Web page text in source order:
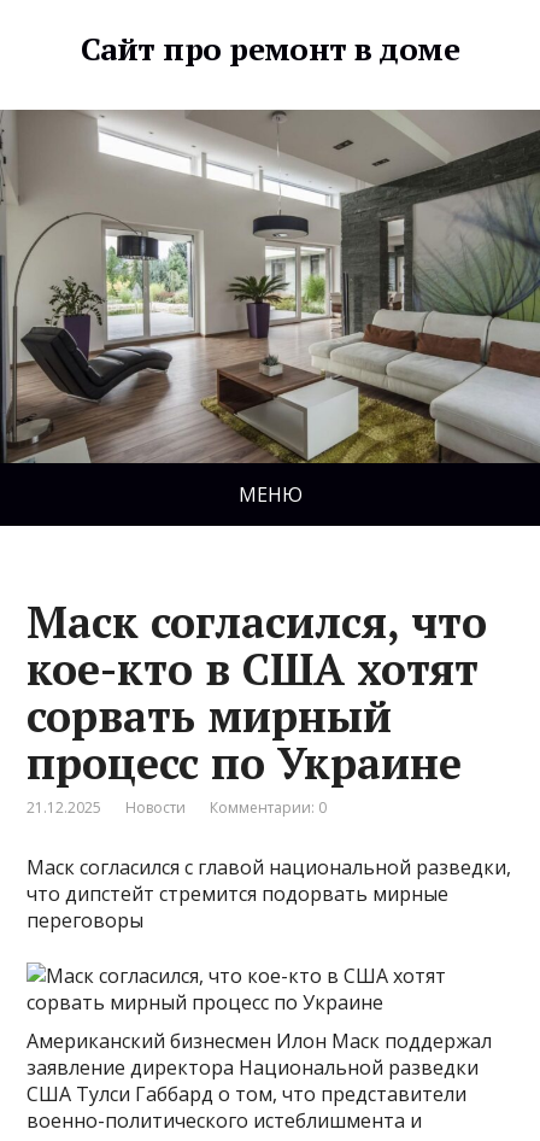
Сайт про ремонт в доме
МЕНЮ
Маск согласился, что
кое-кто в США хотят
сорвать мирный
процесс по Украине
21.12.2025 Новости Комментарии: 0
Маск согласился с главой национальной разведки,
что дипстейт стремится подорвать мирные
переговоры
Американский бизнесмен Илон Маск поддержал
заявление директора Национальной разведки
США Тулси Габбард о том, что представители
военно-политического истеблишмента и